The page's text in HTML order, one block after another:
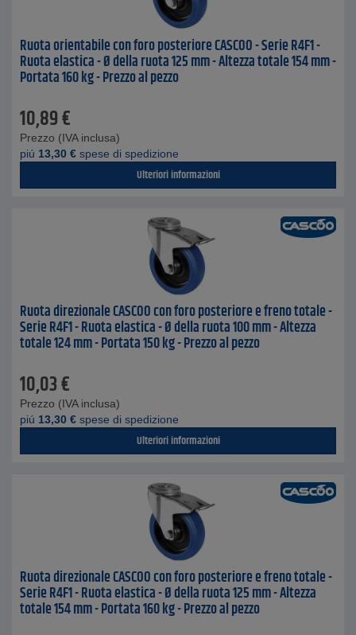
Ruota orientabile con foro posteriore CASCOO - Serie R4F1 -
Ruota elastica - Ø della ruota 125 mm - Altezza totale 154 mm -
Portata 160 kg - Prezzo al pezzo
10,89€
Prezzo (IVA inclusa)
piú 13,30 € spese di spedizione
Ulteriori informazioni
Ruota direzionale CASCOO con foro posteriore e freno totale -
Serie R4F1 - Ruota elastica - Ø della ruota 100 mm - Altezza
totale 124 mm - Portata 150 kg - Prezzo al pezzo
10,03€
Prezzo (IVA inclusa)
piú 13,30 € spese di spedizione
Ulteriori informazioni
Ruota direzionale CASCOO con foro posteriore e freno totale -
Serie R4F1 - Ruota elastica - Ø della ruota 125 mm - Altezza
totale 154 mm - Portata 160 kg - Prezzo al pezzo